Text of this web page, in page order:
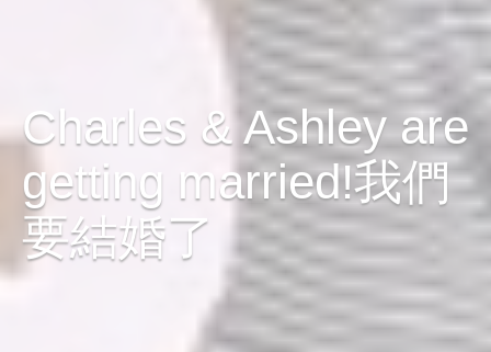
Charles & Ashley are
getting married!我們
要結婚了